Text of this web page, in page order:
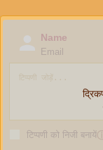
Name
Email
टिप्पणी को निजी बनायें